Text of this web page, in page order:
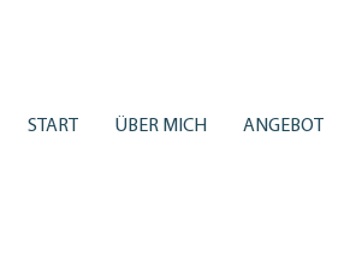
START ÜBER MICH ANGEBOT